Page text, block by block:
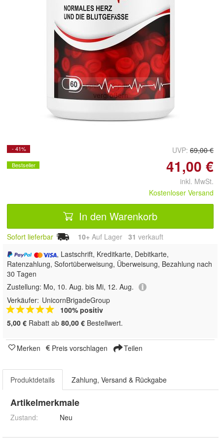
Doppelt antippen zum
vergrößern
- 41% UVP: 69,00 €
Bestseller 41,00 €
inkl. MwSt.
Kostenloser Versand
In den Warenkorb
Sofort lieferbar 10+ Auf Lager 31 verkauft
, Lastschrift, Kreditkarte, Debitkarte,
Ratenzahlung, Sofortüberweisung, Überweisung, Bezahlung nach
30 Tagen
Zustellung: Mo, 10. Aug. bis Mi, 12. Aug.
Verkäufer: UnicornBrigadeGroup
100% positiv
5,00 € Rabatt ab 80,00 € Bestellwert.
Merken Preis vorschlagen Teilen
Produktdetails Zahlung, Versand & Rückgabe
Artikelmerkmale
Zustand: Neu